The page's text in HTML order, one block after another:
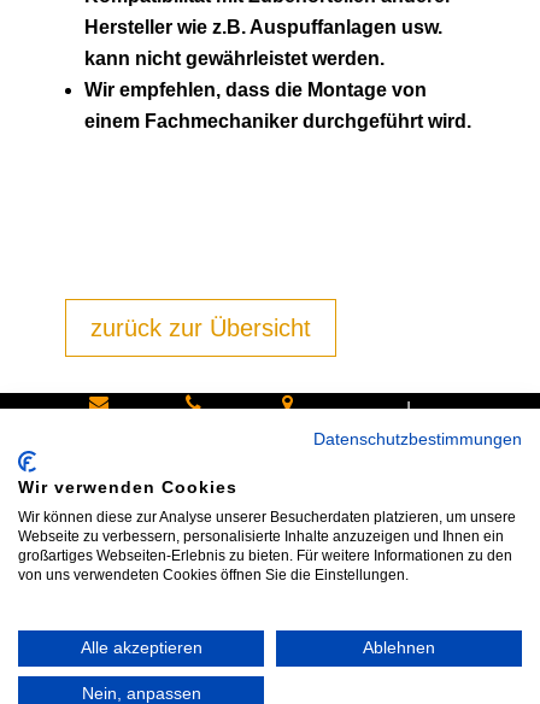
Hersteller wie z.B. Auspuffanlagen usw.
kann nicht gewährleistet werden.
Wir empfehlen, dass die Montage von
einem Fachmechaniker durchgeführt wird.
zurück zur Übersicht
info@bike
shop24.n
et
an:
Tel.+49
172 40 59
85540
Haar bei
|
Impressum|AGB Widerrufsrecht
Vertrag widerrufen
Datenschutzbestimmungen
Wir verwenden Cookies
Wir können diese zur Analyse unserer Besucherdaten platzieren, um unsere
Webseite zu verbessern, personalisierte Inhalte anzuzeigen und Ihnen ein
großartiges Webseiten-Erlebnis zu bieten. Für weitere Informationen zu den
von uns verwendeten Cookies öffnen Sie die Einstellungen.
Alle akzeptieren Ablehnen
Nein, anpassen